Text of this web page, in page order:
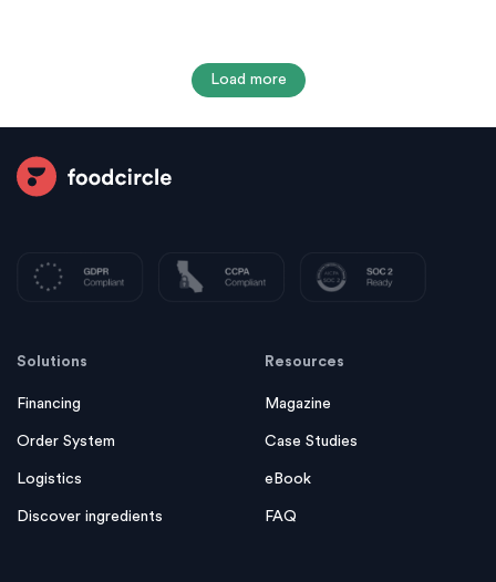
Load more
Solutions
Financing
Order System
Logistics
Discover ingredients
Resources
Magazine
Case Studies
eBook
FAQ